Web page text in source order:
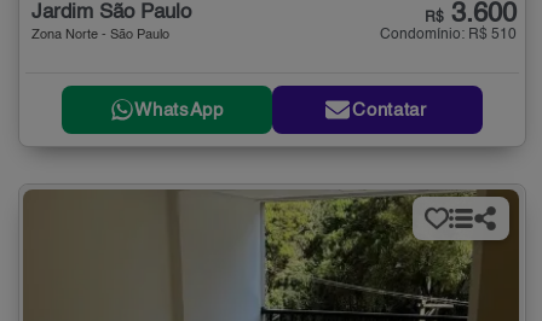
Jardim São Paulo
Zona Norte - São Paulo
R$ 3.600
Condomínio: R$ 510
WhatsApp Contatar